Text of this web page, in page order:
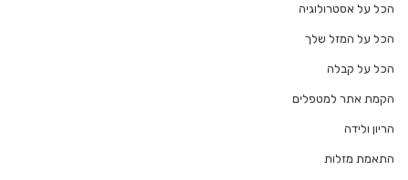
הכל על אסטרולוגיה
הכל על המזל שלך
הכל על קבלה
הקמת אתר למטפלים
הריון ולידה
התאמת מזלות